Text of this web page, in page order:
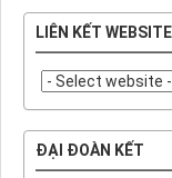
LIÊN KẾT WEBSITE
ĐẠI ĐOÀN KẾT